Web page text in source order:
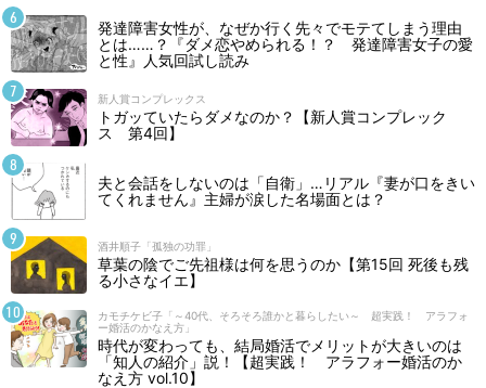
発達障害女性が、なぜか行く先々でモテてしまう理由
とは……？『ダメ恋やめられる！？ 発達障害女子の愛
と性』人気回試し読み
新人賞コンプレックス
トガッていたらダメなのか？【新人賞コンプレック
ス 第4回】
夫と会話をしないのは「自衛」…リアル『妻が口をきい
てくれません』主婦が涙した名場面とは？
酒井順子「孤独の功罪」
草葉の陰でご先祖様は何を思うのか【第15回 死後も残
る小さなイエ】
カモチケビ子「～40代、そろそろ誰かと暮らしたい～ 超実践！ アラフォ
ー婚活のかなえ方」
時代が変わっても、結局婚活でメリットが大きいのは
「知人の紹介」説！【超実践！ アラフォー婚活のか
なえ方 vol.10】